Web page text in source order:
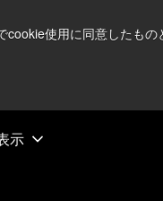
使用に同意したも
示